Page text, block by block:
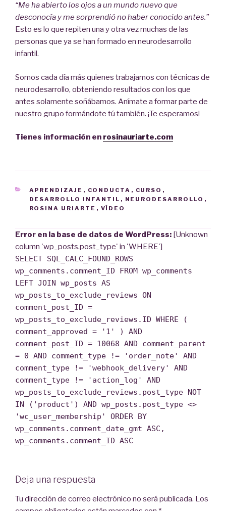
“Me ha abierto los ojos a un mundo nuevo que
desconocía y me sorprendió no haber conocido antes.”
Esto es lo que repiten una y otra vez muchas de las
personas que ya se han formado en neurodesarrollo
infantil.
Somos cada día más quienes trabajamos con técnicas de
neurodesarrollo, obteniendo resultados con los que
antes solamente soñábamos. Anímate a formar parte de
nuestro grupo formándote tú también. ¡Te esperamos!
Tienes información en rosinauriarte.com
CATEGORÍAS
APRENDIZAJE , CONDUCTA , CURSO ,
DESARROLLO INFANTIL , NEURODESARROLLO ,
ROSINA URIARTE , VÍDEO
Error en la base de datos de WordPress: [Unknown
column 'wp_posts.post_type' in 'WHERE']
SELECT SQL_CALC_FOUND_ROWS
wp_comments.comment_ID FROM wp_comments
LEFT JOIN wp_posts AS
wp_posts_to_exclude_reviews ON
comment_post_ID =
wp_posts_to_exclude_reviews.ID WHERE (
comment_approved = '1' ) AND
comment_post_ID = 10068 AND comment_parent
= 0 AND comment_type != 'order_note' AND
comment_type != 'webhook_delivery' AND
comment_type != 'action_log' AND
wp_posts_to_exclude_reviews.post_type NOT
IN ('product') AND wp_posts.post_type <>
'wc_user_membership' ORDER BY
wp_comments.comment_date_gmt ASC,
wp_comments.comment_ID ASC
Deja una respuesta
Tu dirección de correo electrónico no será publicada. Los